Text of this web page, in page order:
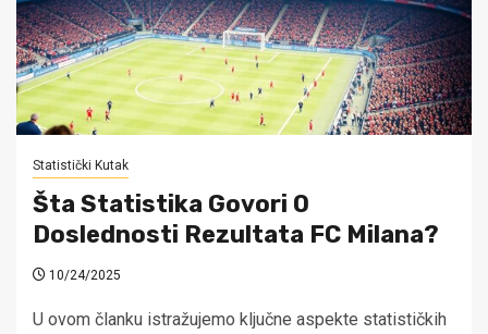
Statistički Kutak
Šta Statistika Govori O
Doslednosti Rezultata FC Milana?
10/24/2025
U ovom članku istražujemo ključne aspekte statističkih